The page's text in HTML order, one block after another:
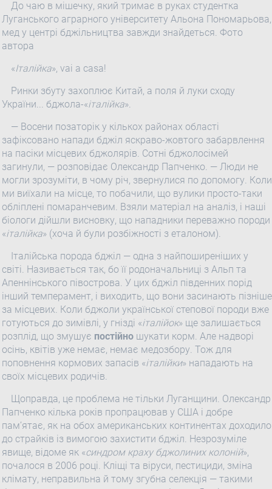
До чаю в мішечку, який тримає в руках студентка
Луганського аграрного університету Альона Пономарьова,
мед у центрі бджільництва завжди знайдеться. Фото
автора
«Італійка», vai a casa!
Ринки збуту захоплює Китай, а поля й луки сходу
України... бджола-«італійка».
— Восени позаторік у кількох районах області
зафіксовано напади бджіл яскраво-жовтого забарвлення
на пасіки місцевих бджолярів. Сотні бджолосімей
загинули, — розповідає Олександр Папченко. — Люди не
могли зрозуміти, в чому річ, звернулися по допомогу. Коли
ми виїхали на місце, то побачили, що вулики просто-таки
обліплені помаранчевим. Взяли матеріал на аналіз, і наші
біологи дійшли висновку, що нападники переважно породи
«італійка» (хоча й були розбіжності з еталоном).
Італійська порода бджіл — одна з найпоширеніших у
світі. Називається так, бо її родоначальниці з Альп та
Апеннінського півострова. У цих бджіл південних порід
інший темперамент, і виходить, що вони засинають пізніше
за місцевих. Коли бджоли української степової породи вже
готуються до зимівлі, у гнізді «італійок» ще залишається
розплід, що змушує постійно шукати корм. Але надворі
осінь, квітів уже немає, немає медозбору. Тож для
поповнення кормових запасів «італійки» нападають на
своїх місцевих родичів.
Щоправда, це проблема не тільки Луганщини. Олександр
Папченко кілька років пропрацював у США і добре
пам’ятає, як на обох американських континентах доходило
до страйків із вимогою захистити бджіл. Незрозуміле
явище, відоме як «синдром краху бджолиних колоній»,
почалося в 2006 році. Кліщі та віруси, пестициди, зміна
клімату, неправильна й тому згубна селекція — такими